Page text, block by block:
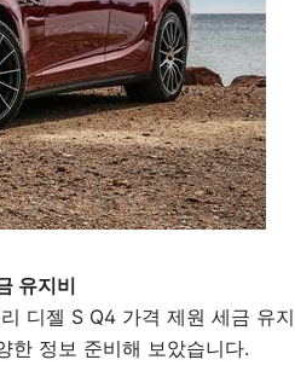
유지비
디젤 S Q4 가격 제원 세금 유지
한 정보 준비해 보았습니다.